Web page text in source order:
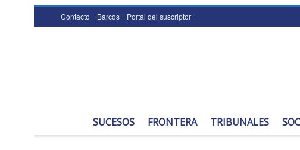
Contacto Barcos Portal del suscriptor
SUCESOS FRONTERA TRIBUNALES